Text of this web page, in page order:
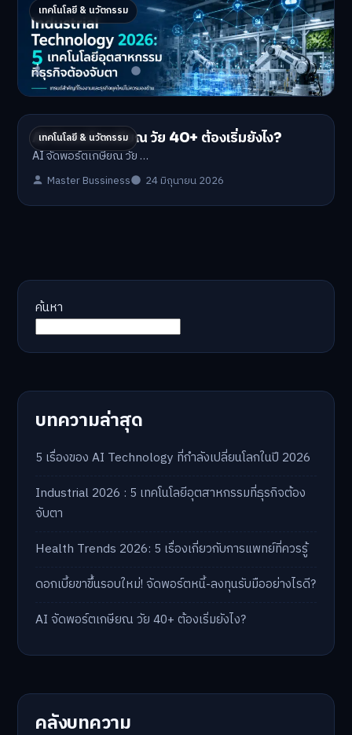
เทคโนโลยี & นวัตกรรม
Industrial 2026 : 5 เทคโนโลยีอุตสาหกรรมที่
ธุรกิจต้องจับตา
Industrial Technology …
Master Bussiness 1 กรกฎาคม 2026
เทคโนโลยี & นวัตกรรม
AI จัดพอร์ตเกษียณ วัย 40+ ต้องเริ่มยังไง?
AI จัดพอร์ตเกษียณ วัย …
Master Bussiness 24 มิถุนายน 2026
ค้นหา
บทความล่าสุด
5 เรื่องของ AI Technology ที่กำลังเปลี่ยนโลกในปี 2026
Industrial 2026 : 5 เทคโนโลยีอุตสาหกรรมที่ธุรกิจต้อง
จับตา
Health Trends 2026: 5 เรื่องเกี่ยวกับการแพทย์ที่ควรรู้
ดอกเบี้ยขาขึ้นรอบใหม่! จัดพอร์ตหนี้-ลงทุนรับมืออย่างไรดี?
AI จัดพอร์ตเกษียณ วัย 40+ ต้องเริ่มยังไง?
คลังบทความ